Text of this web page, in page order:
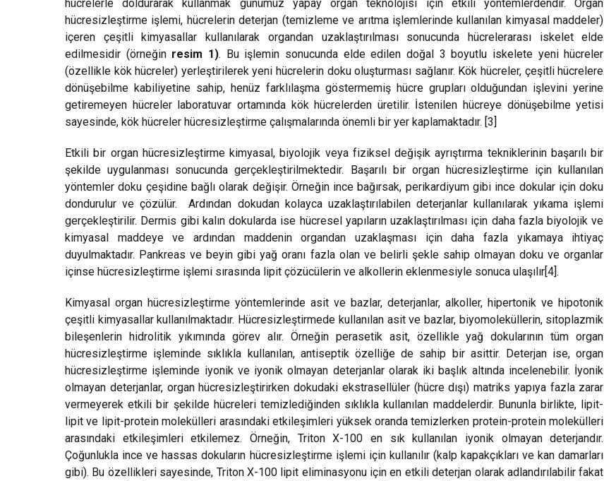
hücrelerle doldurarak kullanmak günümüz yapay organ teknolojisi için etkili yöntemlerdendir. Organ
hücresizleştirme işlemi, hücrelerin deterjan (temizleme ve arıtma işlemlerinde kullanılan kimyasal maddeler)
içeren çeşitli kimyasallar kullanılarak organdan uzaklaştırılması sonucunda hücrelerarası iskelet elde
edilmesidir (örneğin resim 1). Bu işlemin sonucunda elde edilen doğal 3 boyutlu iskelete yeni hücreler
(özellikle kök hücreler) yerleştirilerek yeni hücrelerin doku oluşturması sağlanır. Kök hücreler, çeşitli hücrelere
dönüşebilme kabiliyetine sahip, henüz farklılaşma göstermemiş hücre grupları olduğundan işlevini yerine
getiremeyen hücreler laboratuvar ortamında kök hücrelerden üretilir. İstenilen hücreye dönüşebilme yetisi
sayesinde, kök hücreler hücresizleştirme çalışmalarında önemli bir yer kaplamaktadır. [3]
Etkili bir organ hücresizleştirme kimyasal, biyolojik veya fiziksel değişik ayrıştırma tekniklerinin başarılı bir
şekilde uygulanması sonucunda gerçekleştirilmektedir. Başarılı bir organ hücresizleştirme için kullanılan
yöntemler doku çeşidine bağlı olarak değişir. Örneğin ince bağırsak, perikardiyum gibi ince dokular için doku
dondurulur ve çözülür. Ardından dokudan kolayca uzaklaştırılabilen deterjanlar kullanılarak yıkama işlemi
gerçekleştirilir. Dermis gibi kalın dokularda ise hücresel yapıların uzaklaştırılması için daha fazla biyolojik ve
kimyasal maddeye ve ardından maddenin organdan uzaklaşması için daha fazla yıkamaya ihtiyaç
duyulmaktadır. Pankreas ve beyin gibi yağ oranı fazla olan ve belirli şekle sahip olmayan doku ve organlar
içinse hücresizleştirme işlemi sırasında lipit çözücülerin ve alkollerin eklenmesiyle sonuca ulaşılır[4].
Kimyasal organ hücresizleştirme yöntemlerinde asit ve bazlar, deterjanlar, alkoller, hipertonik ve hipotonik
çeşitli kimyasallar kullanılmaktadır. Hücresizleştirmede kullanılan asit ve bazlar, biyomoleküllerin, sitoplazmik
bileşenlerin hidrolitik yıkımında görev alır. Örneğin perasetik asit, özellikle yağ dokularının tüm organ
hücresizleştirme işleminde sıklıkla kullanılan, antiseptik özelliğe de sahip bir asittir. Deterjan ise, organ
hücresizleştirme işleminde iyonik ve iyonik olmayan deterjanlar olarak iki başlık altında incelenebilir. İyonik
olmayan deterjanlar, organ hücresizleştirirken dokudaki ekstrasellüler (hücre dışı) matriks yapıya fazla zarar
vermeyerek etkili bir şekilde hücreleri temizlediğinden sıklıkla kullanılan maddelerdir. Bununla birlikte, lipit-
lipit ve lipit-protein molekülleri arasındaki etkileşimleri yüksek oranda temizlerken protein-protein molekülleri
arasındaki etkileşimleri etkilemez. Örneğin, Triton X-100 en sık kullanılan iyonik olmayan deterjandır.
Çoğunlukla ince ve hassas dokuların hücresizleştirme işlemi için kullanılır (kalp kapakçıkları ve kan damarları
gibi). Bu özellikleri sayesinde, Triton X-100 lipit eliminasyonu için en etkili deterjan olarak adlandırılabilir fakat